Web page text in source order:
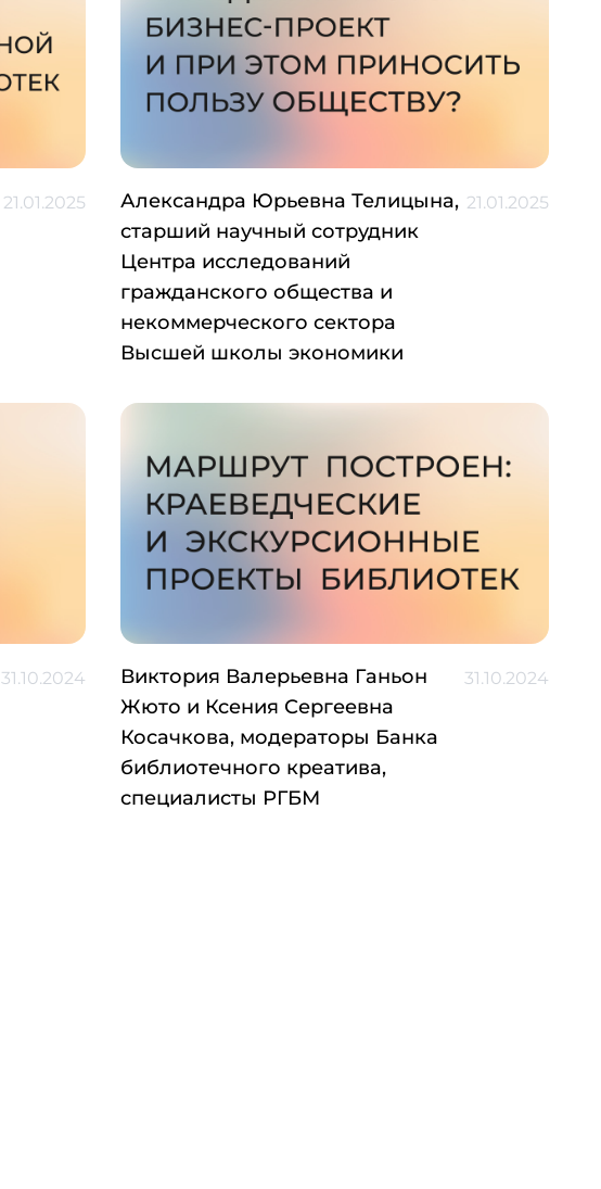
21.01.2025
Александра Юрьевна Телицына,
старший научный сотрудник
Центра исследований
гражданского общества и
некоммерческого сектора
Высшей школы экономики
21.01.2025
31.10.2024
Виктория Валерьевна Ганьон
Жюто и Ксения Сергеевна
Косачкова, модераторы Банка
библиотечного креатива,
специалисты РГБМ
31.10.2024